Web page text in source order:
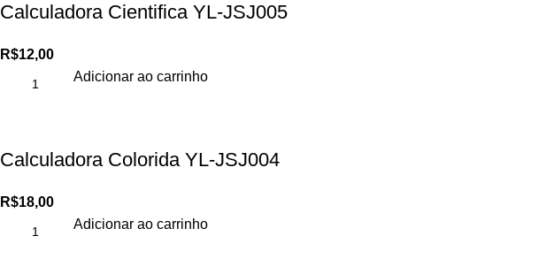
Calculadora Cientifica YL-JSJ005
R$12,00
Adicionar ao carrinho
Calculadora Colorida YL-JSJ004
R$18,00
Adicionar ao carrinho